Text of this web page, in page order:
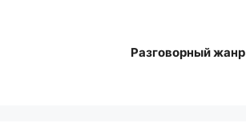
Разговорный жанр